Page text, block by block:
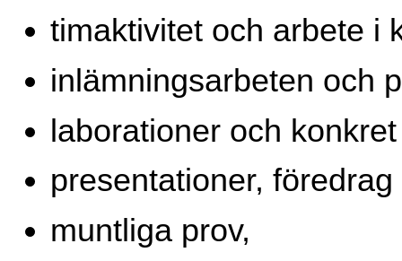
timaktivitet och arbete i
inlämningsarbeten och
laborationer och
presentationer,
muntliga prov,